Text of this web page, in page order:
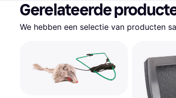
Gerelateerde
We hebben een selectie van producten